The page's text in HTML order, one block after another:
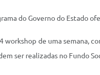
do Governo do Estado
workshop de uma semana,
ser realizadas no Fundo